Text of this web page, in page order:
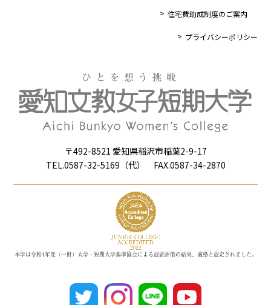
住宅費助成制度のご案内
プライバシーポリシー
〒492-8521 愛知県稲沢市稲葉2-9-17
TEL.0587-32-5169（代） FAX.0587-34-2870
本学は令和4年度（一財）大学・短期大学基準協会による認証評価の結果、適格と認定されました。